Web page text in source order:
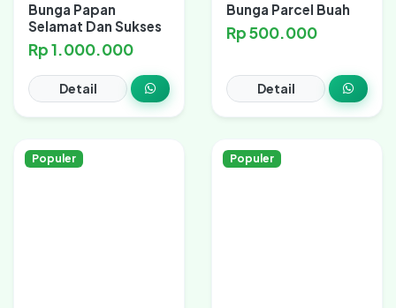
Bunga Papan
Selamat Dan Sukses
Rp 1.000.000
Detail
Bunga Parcel Buah
Rp 500.000
Detail
Populer Populer